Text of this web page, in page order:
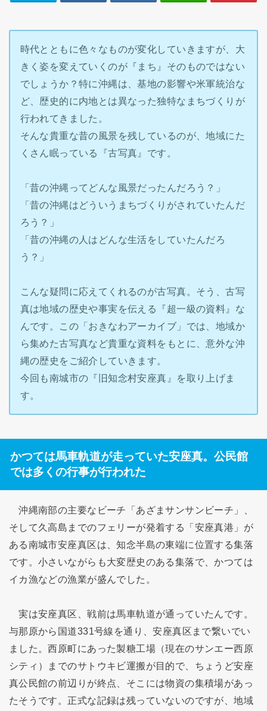
時代とともに色々なものが変化していきますが、大
きく姿を変えていくのが『まち』そのものではない
でしょうか？特に沖縄は、基地の影響や米軍統治な
ど、歴史的に内地とは異なった独特なまちづくりが
行われてきました。
そんな貴重な昔の風景を残しているのが、地域にた
くさん眠っている『古写真』です。
「昔の沖縄ってどんな風景だったんだろう？」
「昔の沖縄はどういうまちづくりがされていたんだ
ろう？」
「昔の沖縄の人はどんな生活をしていたんだろ
う？」
こんな疑問に応えてくれるのが古写真。そう、古写
真は地域の歴史や事実を伝える『超一級の資料』な
んです。この「おきなわアーカイブ」では、地域か
ら集めた古写真など貴重な資料をもとに、意外な沖
縄の歴史をご紹介していきます。
今回も南城市の『旧知念村安座真』を取り上げま
す。
かつては馬車軌道が走っていた安座真。公民館
では多くの行事が行われた
沖縄南部の主要なビーチ「あざまサンサンビーチ」、
そして久高島までのフェリーが発着する「安座真港」が
ある南城市安座真区は、知念半島の東端に位置する集落
です。小さいながらも大変歴史のある集落で、かつては
イカ漁などの漁業が盛んでした。
実は安座真区、戦前は馬車軌道が通っていたんです。
与那原から国道331号線を通り、安座真区まで繋いでい
ました。西原町にあった製糖工場（現在のサンエー西原
シティ）までのサトウキビ運搬が目的で、ちょうど安座
真公民館の前辺りが終点、そこには物資の集積場があっ
たそうです。正式な記録は残っていないのですが、地域